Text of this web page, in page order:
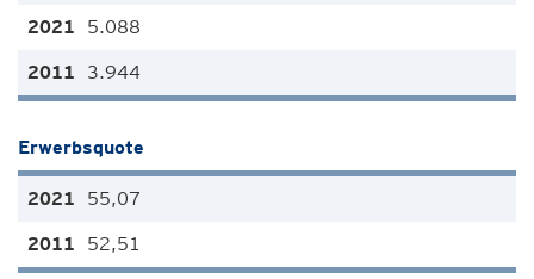
5.088
3.944
Erwerbsquote
55,07
52,51